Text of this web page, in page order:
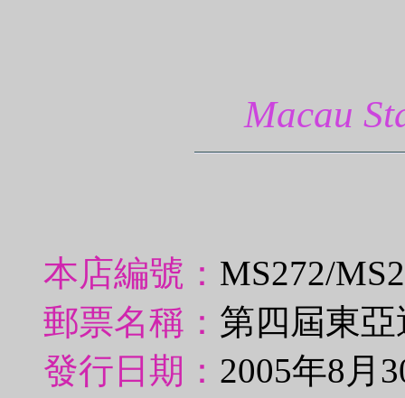
Macau
本店編號： MS272/
郵票名稱： 第四屆東
發行日期： 2005年8月